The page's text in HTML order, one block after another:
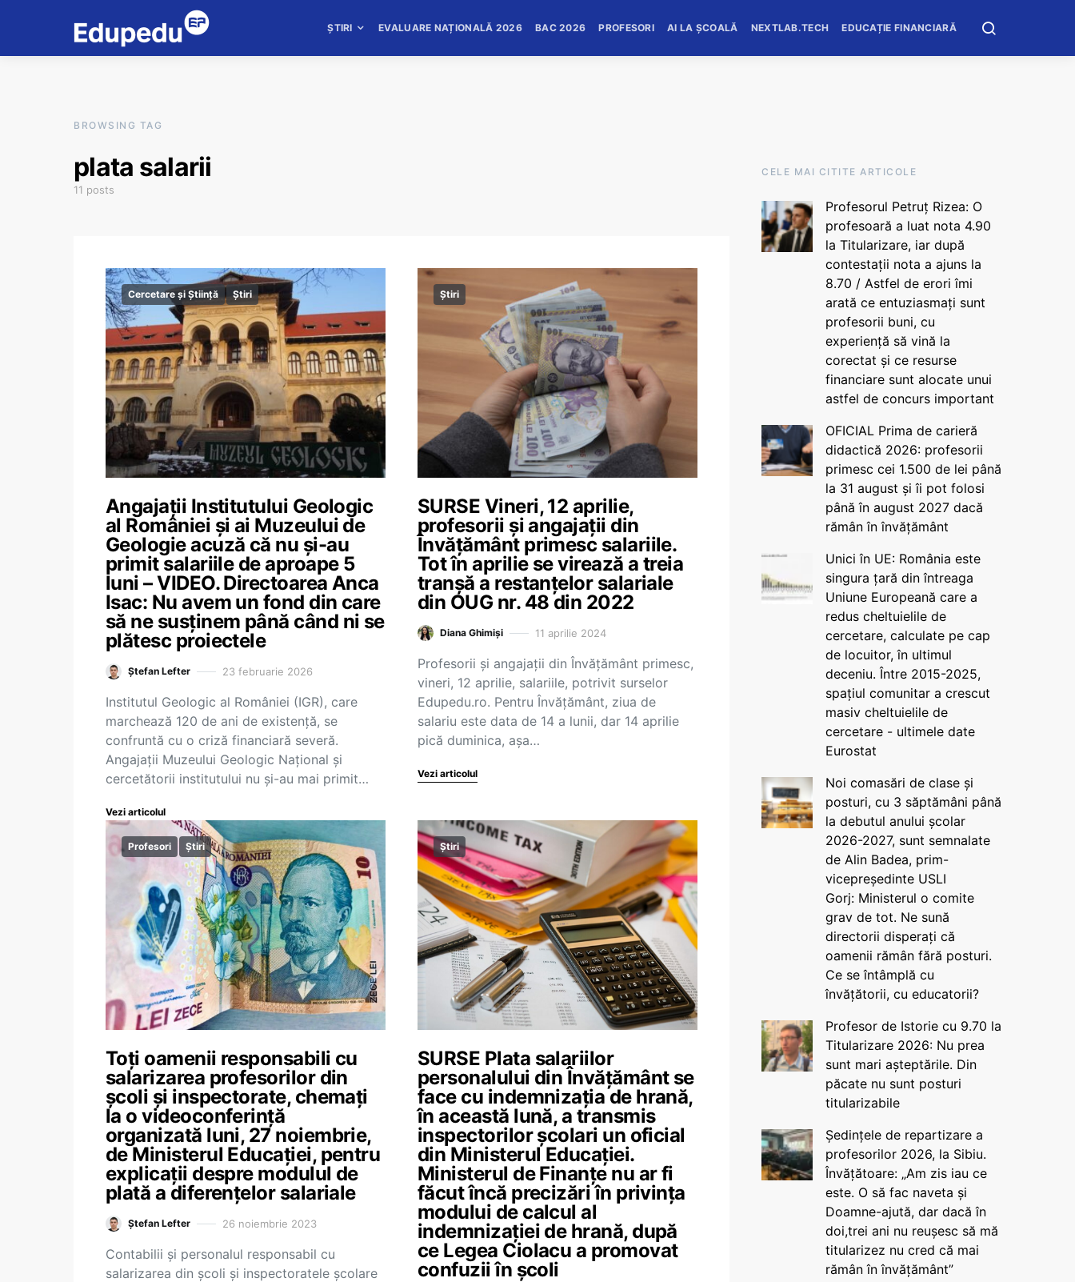
ȘTIRI EVALUARE NAȚIONALĂ 2026 BAC 2026 PROFESORI AI LA ȘCOALĂ NEXTLAB.TECH EDUCAȚIE FINANCIARĂ
BROWSING TAG
plata salarii
11 posts
Cercetare și Știință Știri
Angajații Institutului Geologic
al României și ai Muzeului de
Geologie acuză că nu și-au
primit salariile de aproape 5
luni – VIDEO. Directoarea Anca
Isac: Nu avem un fond din care
să ne susținem până când ni se
plătesc proiectele
Ștefan Lefter 23 februarie 2026
Institutul Geologic al României (IGR), care
marchează 120 de ani de existență, se
confruntă cu o criză financiară severă.
Angajații Muzeului Geologic Național și
cercetătorii institutului nu și-au mai primit…
Vezi articolul
Știri
SURSE Vineri, 12 aprilie,
profesorii și angajații din
Învățământ primesc salariile.
Tot în aprilie se virează a treia
tranșă a restanțelor salariale
din OUG nr. 48 din 2022
Diana Ghimiși 11 aprilie 2024
Profesorii și angajații din Învățământ primesc,
vineri, 12 aprilie, salariile, potrivit surselor
Edupedu.ro. Pentru Învățământ, ziua de
salariu este data de 14 a lunii, dar 14 aprilie
pică duminica, așa…
Vezi articolul
Profesori Știri
Toți oamenii responsabili cu
salarizarea profesorilor din
școli și inspectorate, chemați
la o videoconferință
organizată luni, 27 noiembrie,
de Ministerul Educației, pentru
explicații despre modulul de
plată a diferențelor salariale
Ștefan Lefter 26 noiembrie 2023
Contabilii și personalul responsabil cu
salarizarea din școli și inspectoratele școlare
Știri
SURSE Plata salariilor
personalului din Învățământ se
face cu indemnizația de hrană,
în această lună, a transmis
inspectorilor școlari un oficial
din Ministerul Educației.
Ministerul de Finanțe nu ar fi
făcut încă precizări în privința
modului de calcul al
indemnizației de hrană, după
ce Legea Ciolacu a promovat
confuzii în școli
CELE MAI CITITE ARTICOLE
Profesorul Petruț Rizea: O
profesoară a luat nota 4.90
la Titularizare, iar după
contestații nota a ajuns la
8.70 / Astfel de erori îmi
arată ce entuziasmați sunt
profesorii buni, cu
experiență să vină la
corectat și ce resurse
financiare sunt alocate unui
astfel de concurs important
OFICIAL Prima de carieră
didactică 2026: profesorii
primesc cei 1.500 de lei până
la 31 august și îi pot folosi
până în august 2027 dacă
rămân în învățământ
Unici în UE: România este
singura țară din întreaga
Uniune Europeană care a
redus cheltuielile de
cercetare, calculate pe cap
de locuitor, în ultimul
deceniu. Între 2015-2025,
spațiul comunitar a crescut
masiv cheltuielile de
cercetare - ultimele date
Eurostat
Noi comasări de clase și
posturi, cu 3 săptămâni până
la debutul anului școlar
2026-2027, sunt semnalate
de Alin Badea, prim-
vicepreședinte USLI
Gorj: Ministerul o comite
grav de tot. Ne sună
directorii disperați că
oamenii rămân fără posturi.
Ce se întâmplă cu
învățătorii, cu educatorii?
Profesor de Istorie cu 9.70 la
Titularizare 2026: Nu prea
sunt mari așteptările. Din
păcate nu sunt posturi
titularizabile
Ședințele de repartizare a
profesorilor 2026, la Sibiu.
Învățătoare: „Am zis iau ce
este. O să fac naveta și
Doamne-ajută, dar dacă în
doi,trei ani nu reușesc să mă
titularizez nu cred că mai
rămân în învățământ”